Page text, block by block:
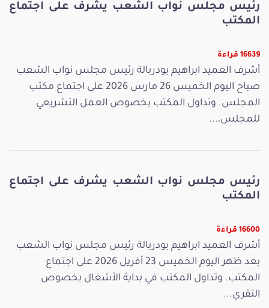
رئيس مجلس نواب الشعب يشرف على اجتماع
المكتب
16639 قراءة
أشرف العميد ابراهيم بودربالة رئيس مجلس نواب الشعب
صباح اليوم الخميس 26 مارس 2026 على اجتماع مكتب
المجلس. وتداول المكتب بخصوص العمل التشريعي
للمجلس،...
رئيس مجلس نواب الشعب يشرف على اجتماع
المكتب
16600 قراءة
أشرف العميد ابراهيم بودربالة رئيس مجلس نواب الشعب
بعد ظهر اليوم الخميس 23 أفريل 2026 على اجتماع
المكتب. وتداول المكتب في بداية الأشغال بخصوص
التقري...